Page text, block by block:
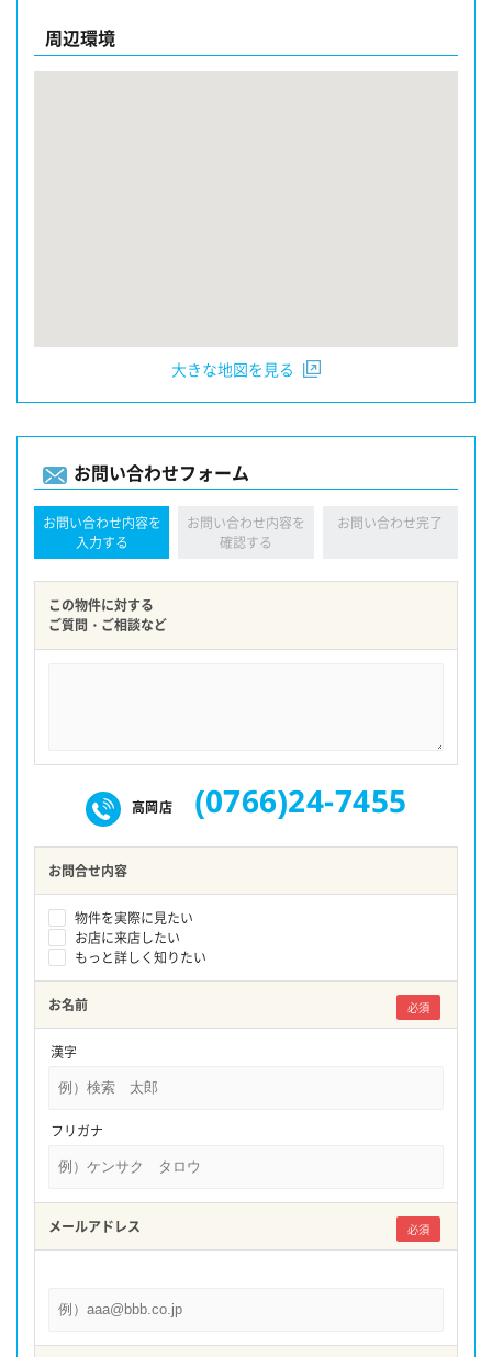
周辺環境
大きな地図を見る
お問い合わせフォーム
お問い合わせ内容を
入力する
お問い合わせ内容を
確認する
お問い合わせ完了
この物件に対する
ご質問・ご相談など
高岡店 (0766)24-7455
お問合せ内容
物件を実際に見たい
お店に来店したい
もっと詳しく知りたい
お名前 必須
漢字
フリガナ
メールアドレス 必須